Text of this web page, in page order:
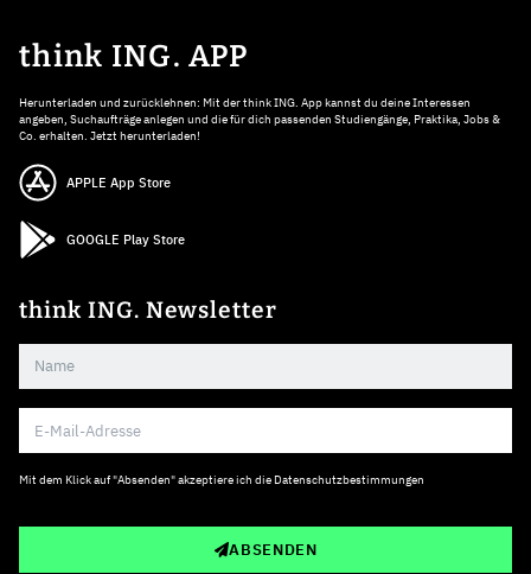
think ING. APP
Herunterladen und zurücklehnen: Mit der think ING. App kannst du deine Interessen
angeben, Suchaufträge anlegen und die für dich passenden Studiengänge, Praktika, Jobs &
Co. erhalten. Jetzt herunterladen!
APPLE App Store
GOOGLE Play Store
think ING. Newsletter
Mit dem Klick auf "Absenden" akzeptiere ich die Datenschutzbestimmungen
ABSENDEN